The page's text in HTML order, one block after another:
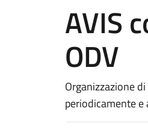
AVIS
ODV
Organizzazione
periodicamente